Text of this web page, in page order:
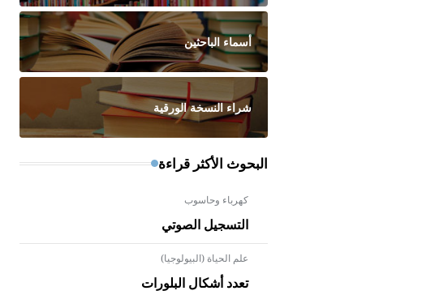
أسماء الباحثين
شراء النسخة الورقية
البحوث الأكثر قراءة
كهرباء وحاسوب
التسجيل الصوتي
علم الحياة (البيولوجيا)
تعدد أشكال البلورات